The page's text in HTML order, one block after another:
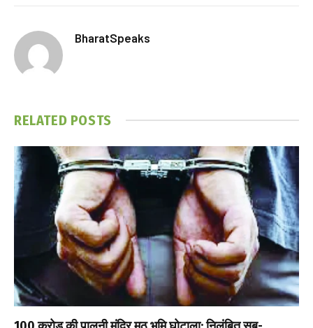
BharatSpeaks
RELATED POSTS